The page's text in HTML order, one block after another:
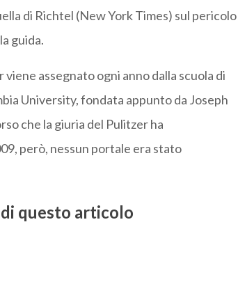
di Richtel (New York Times) sul pericolo
guida.
assegnato ogni anno dalla scuola di
University, fondata appunto da Joseph
che la giuria del Pulitzer ha
però, nessun portale era stato
questo articolo